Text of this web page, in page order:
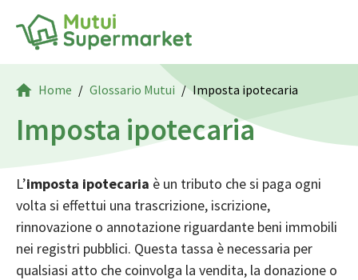
Home Glossario Mutui Imposta ipotecaria
Imposta ipotecaria
L’imposta ipotecaria è un tributo che si paga ogni
volta si effettui una trascrizione, iscrizione,
rinnovazione o annotazione riguardante beni immobili
nei registri pubblici. Questa tassa è necessaria per
qualsiasi atto che coinvolga la vendita, la donazione o